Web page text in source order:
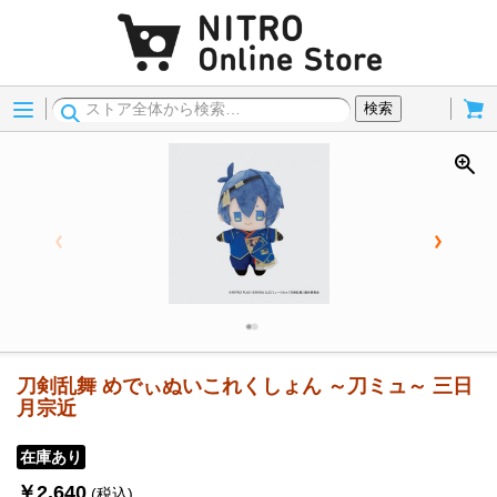
Menu
検索
刀剣乱舞 めでぃぬいこれくしょん ～刀ミュ～ 三日
月宗近
在庫あり